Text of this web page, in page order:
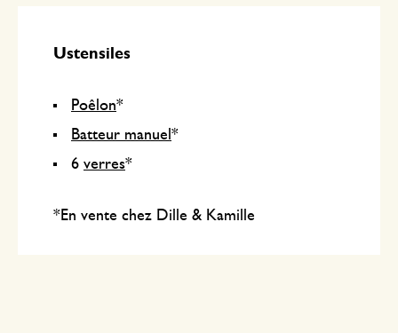
Ustensiles
Poêlon*
Batteur manuel *
6 verres*
*En vente chez Dille & Kamille